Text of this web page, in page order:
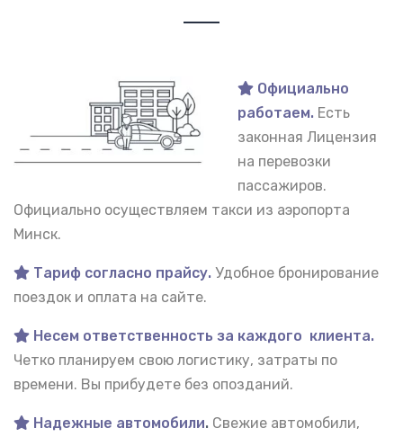
Официально
работаем. Есть
законная Лицензия
на перевозки
пассажиров.
Официально осуществляем такси из аэропорта
Минск.
Тариф согласно прайсу. Удобное бронирование
поездок и оплата на сайте.
Несем ответственность за каждого клиента.
Четко планируем свою логистику, затраты по
времени. Вы прибудете без опозданий.
Надежные автомобили. Свежие автомобили,